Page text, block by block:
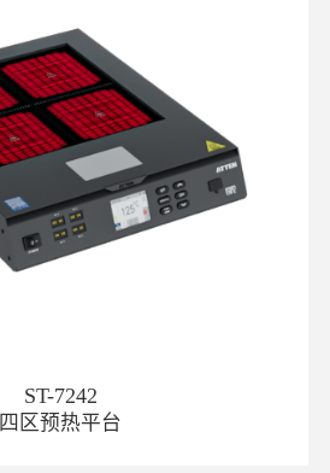
ST-7242
四区预热平台